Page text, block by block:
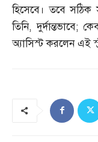
হিসেবে। তবে সঠিক
তিনি,দুর্দান্তভাবে;
অ্যাসিস্ট করলেন এই